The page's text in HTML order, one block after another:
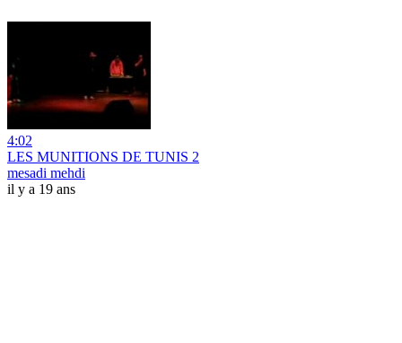
4:02
LES MUNITIONS DE TUNIS 2
mesadi mehdi
il y a 19 ans